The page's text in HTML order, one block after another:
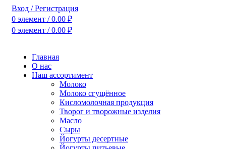
Вход / Регистрация
0 элемент / 0.00 ₽
0 элемент / 0.00 ₽
Главная
О нас
Наш ассортимент
Молоко
Молоко сгущённое
Кисломолочная продукция
Творог и творожные изделия
Масло
Сыры
Йогурты десертные